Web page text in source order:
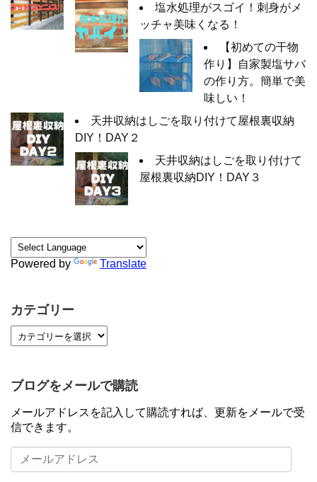
塩水処理がスゴイ！刺身がメ
ッチャ美味くなる！
【初めての干物
作り】自家製塩サバ
の作り方。簡単で美
味しい！
天井収納はしごを取り付けて屋根裏収納
DIY！DAY２
天井収納はしごを取り付けて
屋根裏収納DIY！DAY３
Powered by Translate
カテゴリー
ブログをメールで購読
メールアドレスを記入して購読すれば、更新をメールで受
信できます。
メ
ー